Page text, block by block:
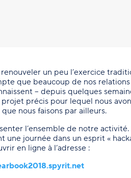
un peu l’exercice
que beaucoup de nos
– depuis quelques
précis pour lequel nous
nous faisons par ailleurs.
l’ensemble de notre activité.
une journée dans un esprit «
en ligne à l’adresse :